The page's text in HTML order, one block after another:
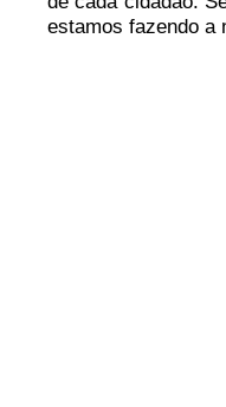
estamos fazendo a